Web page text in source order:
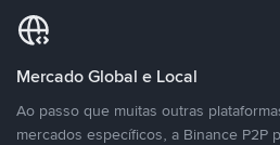
Mercado Global e Local
Ao passo que muitas outras
mercados específicos, a Binance P2P